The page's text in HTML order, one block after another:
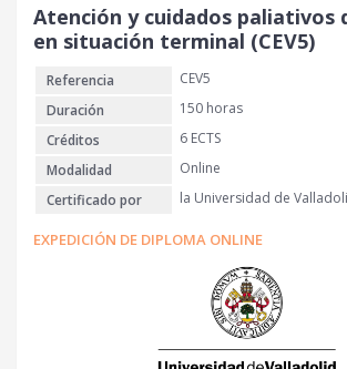
Atención y cuidados paliativos
en situación terminal (CEV5)
Referencia
CEV5
Duración
150 horas
Créditos
6 ECTS
Modalidad
Online
Certificado por
la Universidad de
EXPEDICIÓN DE DIPLOMA ONLINE